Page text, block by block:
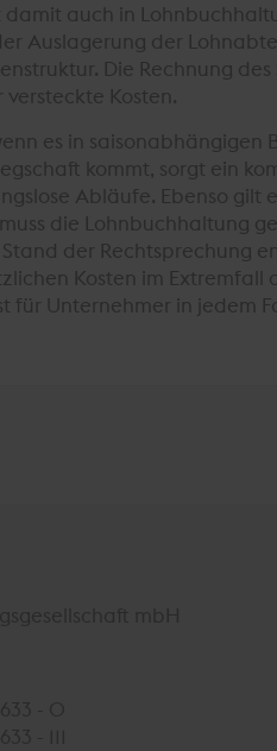
damit auch in
Auslagerung der
Die Rechnung
versteckte Kosten.
es in
kommt, sorgt ein
Abläufe. Ebenso
die Lohnbuchhaltung
der Rechtsprechung
Kosten im Extremfall
für Unternehmer in jedem